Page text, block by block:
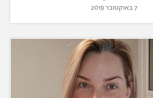
7 באוקטובר 2019